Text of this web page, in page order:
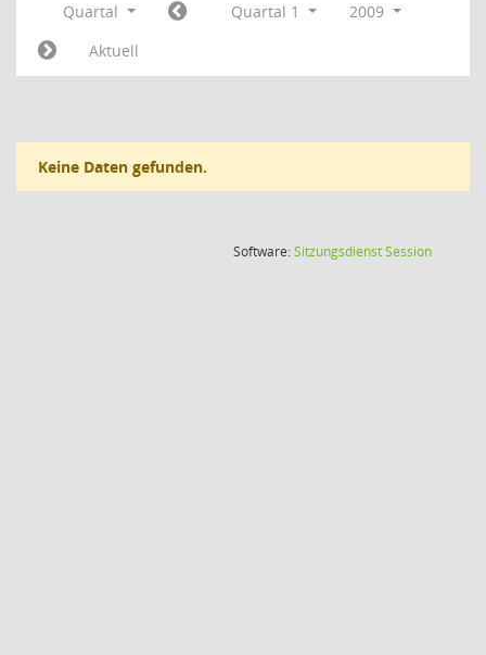
Quartal Quartal 1
2009
Aktuell
Keine Daten gefunden.
Software:SitzungsdienstSession(Wird in